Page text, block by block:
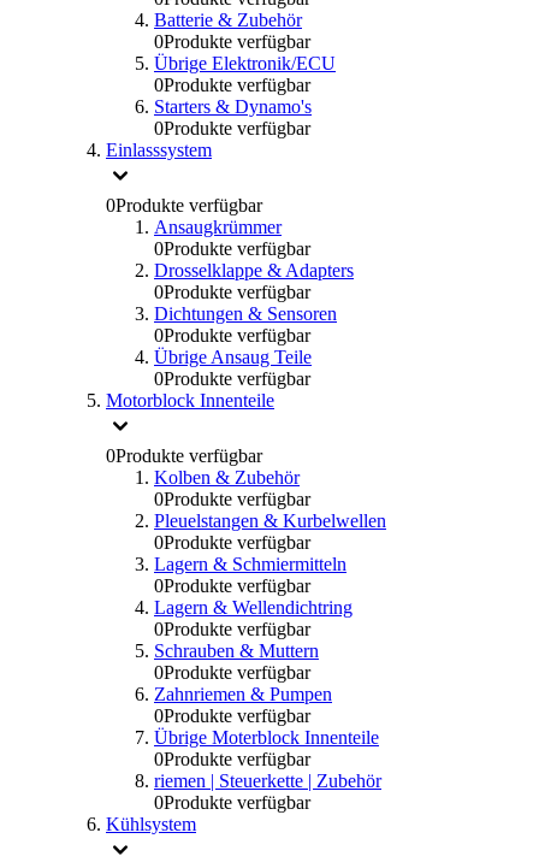
Batterie & Zubehör
0Produkte verfügbar
Übrige Elektronik/ECU
0Produkte verfügbar
Starters & Dynamo's
0Produkte verfügbar
Einlasssystem
0Produkte verfügbar
Ansaugkrümmer
0Produkte verfügbar
Drosselklappe & Adapters
0Produkte verfügbar
Dichtungen & Sensoren
0Produkte verfügbar
Übrige Ansaug Teile
0Produkte verfügbar
Motorblock Innenteile
0Produkte verfügbar
Kolben & Zubehör
0Produkte verfügbar
Pleuelstangen & Kurbelwellen
0Produkte verfügbar
Lagern & Schmiermitteln
0Produkte verfügbar
Lagern & Wellendichtring
0Produkte verfügbar
Schrauben & Muttern
0Produkte verfügbar
Zahnriemen & Pumpen
0Produkte verfügbar
Übrige Moterblock Innenteile
0Produkte verfügbar
riemen | Steuerkette | Zubehör
0Produkte verfügbar
Kühlsystem